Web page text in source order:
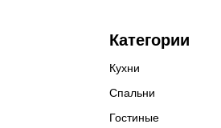
Категории
Кухни
Спальни
Гостиные